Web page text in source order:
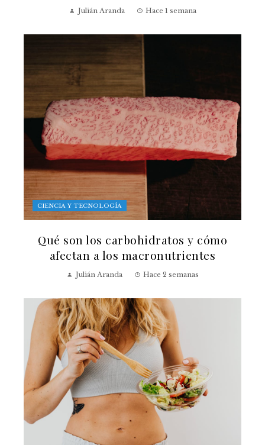
Julián Aranda Hace 1 semana
CIENCIA Y TECNOLOGÍA
Qué son los carbohidratos y cómo
afectan a los macronutrientes
Julián Aranda Hace 2 semanas